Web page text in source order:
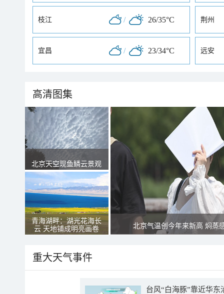
枝江 / 26/35°C 荆州
宜昌 / 23/34°C 远安
高清图集
北京天空现鱼鳞云景观
青海湖畔：湖光花海长
云 天地铺成明亮画卷
北京气温创今年来新高 焖蒸
重大天气事件
台风“白海豚”靠近华